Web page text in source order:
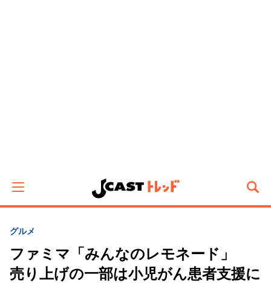
グルメ
ファミマ「みんなのレモネード」
売り上げの一部は小児がん患者支援に